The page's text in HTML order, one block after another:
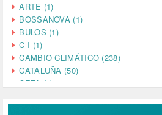
ARTE (1)
BOSSANOVA (1)
BULOS (1)
C I (1)
CAMBIO CLIMÁTICO (238)
CATALUÑA (50)
CETA (2)